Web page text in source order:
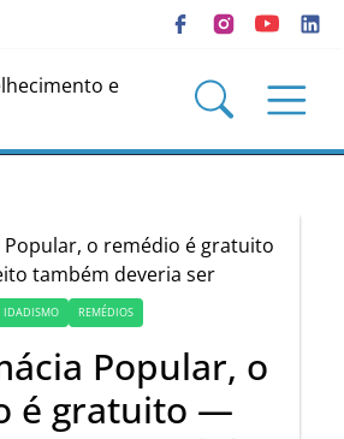
IDADISMO REMÉDIOS
Popular, o
é gratuito —